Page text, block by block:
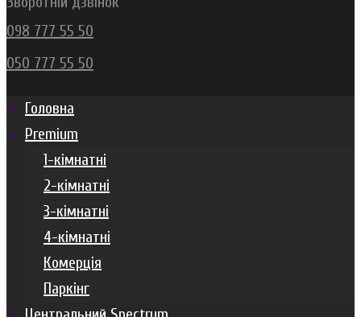
098 777 55 50
050 777 55 50
Головна
Premium
1-кімнатні
2-кімнатні
3-кімнатні
4-кімнатні
Комерція
Паркінг